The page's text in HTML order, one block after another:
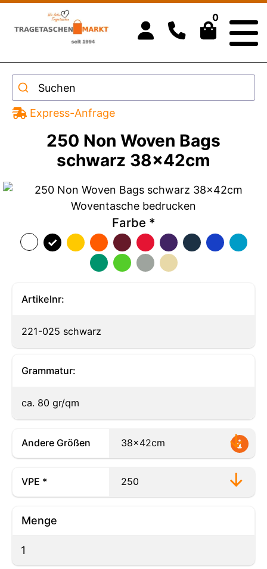
0
Suchen
Express-Anfrage
250 Non Woven Bags
schwarz 38x42cm
Farbe *
Artikelnr:
221-025 schwarz
Grammatur:
ca. 80 gr/qm
Andere Größen
VPE *
Menge